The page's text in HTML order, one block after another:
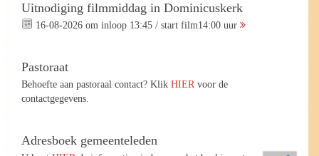
Uitnodiging filmmiddag in Dominicuskerk
16-08-2026 om inloop 13:45 / start film14:00 uur
Pastoraat
Behoefte aan pastoraal contact? Klik HIER voor de
contactgegevens.
Adresboek gemeenteleden